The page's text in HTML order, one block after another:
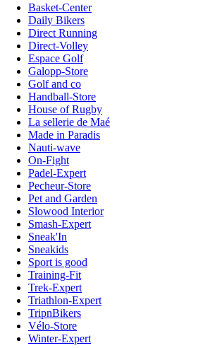
Basket-Center
Daily Bikers
Direct Running
Direct-Volley
Espace Golf
Galopp-Store
Golf and co
Handball-Store
House of Rugby
La sellerie de Maé
Made in Paradis
Nauti-wave
On-Fight
Padel-Expert
Pecheur-Store
Pet and Garden
Slowood Interior
Smash-Expert
Sneak'In
Sneakids
Sport is good
Training-Fit
Trek-Expert
Triathlon-Expert
TripnBikers
Vélo-Store
Winter-Expert